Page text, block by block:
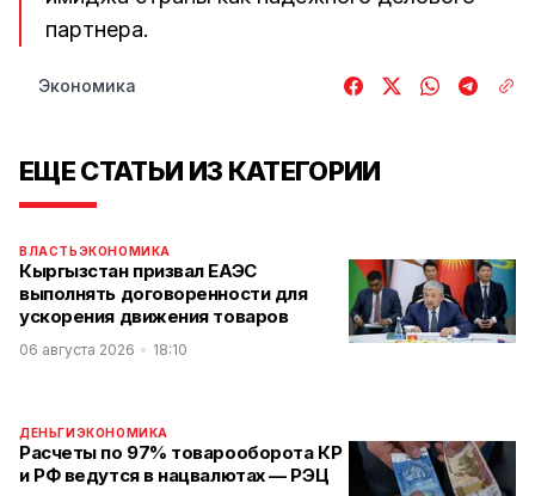
партнера.
Экономика
ЕЩЕ СТАТЬИ ИЗ КАТЕГОРИИ
ВЛАСТЬЭКОНОМИКА
Кыргызстан призвал ЕАЭС
выполнять договоренности для
ускорения движения товаров
06 августа 2026 18:10
ДЕНЬГИЭКОНОМИКА
Расчеты по 97% товарооборота КР
и РФ ведутся в нацвалютах — РЭЦ